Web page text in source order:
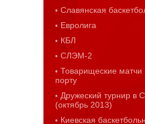
Славянская
Евролига
КБЛ
СЛЭМ-2
Товарищеские
порту
Дружеский турнир в
(октябрь 2013)
Киевская